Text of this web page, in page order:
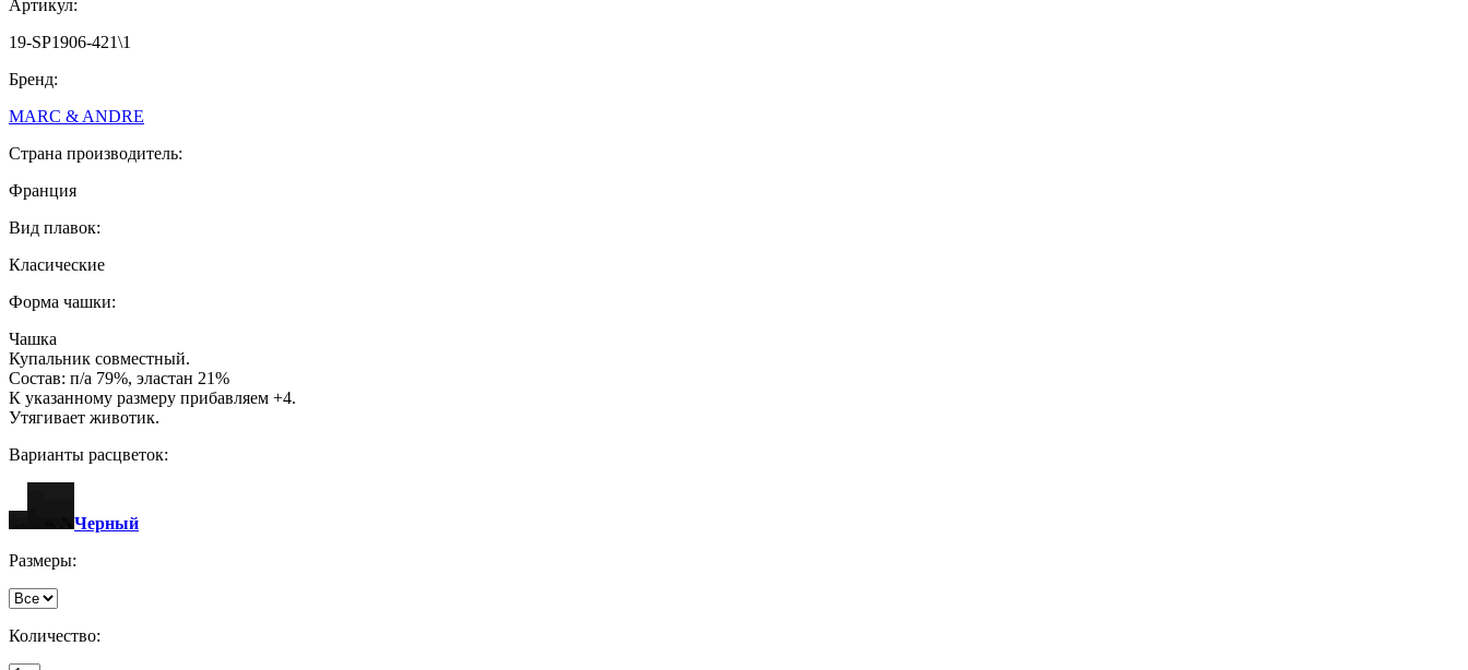
Артикул:
19-SP1906-421\1
Бренд:
MARC & ANDRE
Страна производитель:
Франция
Вид плавок:
Класические
Форма чашки:
Чашка
Купальник совместный.
Состав: п/а 79%, эластан 21%
К указанному размеру прибавляем +4.
Утягивает животик.
Варианты расцветок:
Черный
Размеры:
Количество: